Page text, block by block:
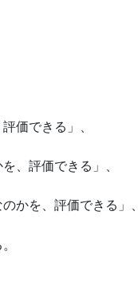
価できる」、
、評価できる」、
かを、評価できる」、